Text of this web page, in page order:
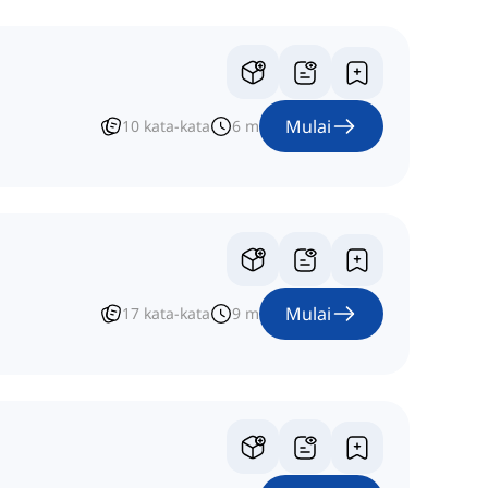
10 kata-kata 6 m Mulai
17 kata-kata 9 m Mulai